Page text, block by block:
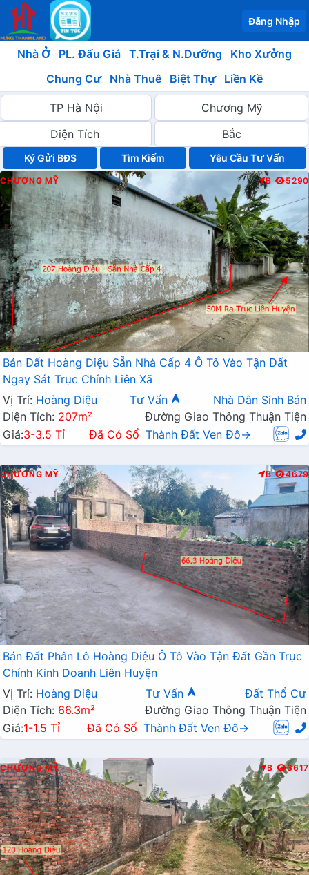
Đăng Nhập
Nhà Ở PL. Đấu Giá T.Trại & N.Dưỡng
Kho Xưởng
Chung Cư
Nhà Thuê Biệt Thự Liền Kề
Ký Gửi BĐS Yêu Cầu Tư Vấn
CHƯƠNG MỸ B 5290
Bán Đất Hoàng Diệu Sẵn Nhà Cấp 4 Ô Tô Vào Tận Đất
Ngay Sát Trục Chính Liên Xã
Vị Trí: Hoàng Diệu Tư Vấn
Nhà Dân Sinh Bán
Diện Tích: 207m²
Đường Giao Thông Thuận Tiện
Giá:3-3.5 Tỉ Đã Có Sổ Thành Đất Ven Đô→
CHƯƠNG MỸ B 4679
Bán Đất Phân Lô Hoàng Diệu Ô Tô Vào Tận Đất Gần Trục
Chính Kinh Doanh Liên Huyện
Vị Trí: Hoàng Diệu Tư Vấn
Đất Thổ Cư
Diện Tích: 66.3m²
Đường Giao Thông Thuận Tiện
Giá:1-1.5 Tỉ Đã Có Sổ Thành Đất Ven Đô→
CHƯƠNG MỸ B 3617